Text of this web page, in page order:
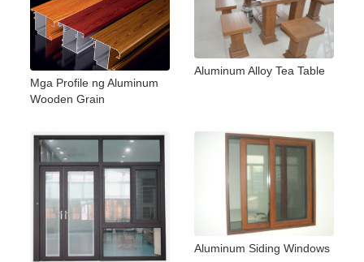
Mga Profile ng Aluminum
Wooden Grain
Aluminum Alloy Tea Table
Aluminum Siding Windows